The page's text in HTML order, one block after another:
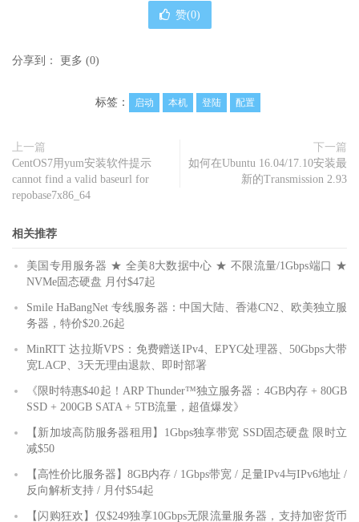
赞(0)
分享到： 更多 (0)
标签： 启动 本机 登陆 配置
上一篇
CentOS7用yum安装软件提示
cannot find a valid baseurl for
repobase7x86_64
下一篇
如何在Ubuntu 16.04/17.10安装最
新的Transmission 2.93
相关推荐
美国专用服务器 ★ 全美8大数据中心 ★ 不限流量/1Gbps端口 ★
NVMe固态硬盘 月付$47起
Smile HaBangNet 专线服务器：中国大陆、香港CN2、欧美独立服
务器，特价$20.26起
MinRTT 达拉斯VPS：免费赠送IPv4、EPYC处理器、50Gbps大带
宽LACP、3天无理由退款、即时部署
《限时特惠$40起！ARP Thunder™独立服务器：4GB内存 + 80GB
SSD + 200GB SATA + 5TB流量，超值爆发》
【新加坡高防服务器租用】1Gbps独享带宽 SSD固态硬盘 限时立
减$50
【高性价比服务器】8GB内存 / 1Gbps带宽 / 足量IPv4与IPv6地址 /
反向解析支持 / 月付$54起
【闪购狂欢】仅$249独享10Gbps无限流量服务器，支持加密货币